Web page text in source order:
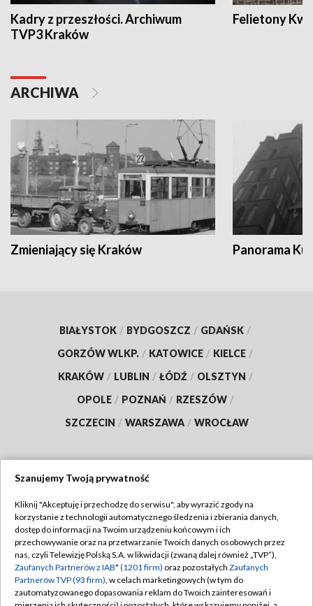
Kadry z przeszłości. Archiwum
TVP3 Kraków
Felietony
ARCHIWA
Zmieniający się Kraków Panorama
BIAŁYSTOK / BYDGOSZCZ / GDAŃSK /
GORZÓW WLKP. / KATOWICE / KIELCE /
KRAKÓW / LUBLIN / ŁÓDŹ / OLSZTYN /
OPOLE / POZNAŃ / RZESZÓW /
SZCZECIN / WARSZAWA / WROCŁAW
TVP
Abonament TVP
Emisja w TVP
Centrum informacji TVP
Regulamin TVP
Polityka prywatności
Moje zgody
Szanujemy Twoją prywatność
Kliknij "Akceptuję i przechodzę do serwisu", aby wyrazić zgody na
korzystanie z technologii automatycznego śledzenia i zbierania danych,
dostęp do informacji na Twoim urządzeniu końcowym i ich
przechowywanie oraz na przetwarzanie Twoich danych osobowych przez
nas, czyli Telewizję Polską S.A. w likwidacji (zwaną dalej również „TVP”),
Zaufanych Partnerów z IAB* (1201 firm) oraz pozostałych Zaufanych
Partnerów TVP (93 firm), w celach marketingowych (w tym do
zautomatyzowanego dopasowania reklam do Twoich zainteresowań i